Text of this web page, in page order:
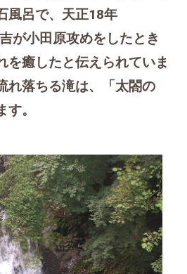
風呂で、天正18年
が小田原攻めをしたとき
を癒したと伝えられていま
れ落ちる滝は、「太閤の
。